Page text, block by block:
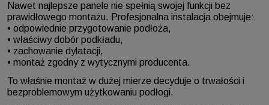
Nawet najlepsze panele nie spełnią swojej funkcji bez
prawidłowego montażu. Profesjonalna instalacja obejmuje:
• odpowiednie przygotowanie podłoża,
• właściwy dobór podkładu,
• zachowanie dylatacji,
• montaż zgodny z wytycznymi producenta.
To właśnie montaż w dużej mierze decyduje o trwałości i
bezproblemowym użytkowaniu podłogi.